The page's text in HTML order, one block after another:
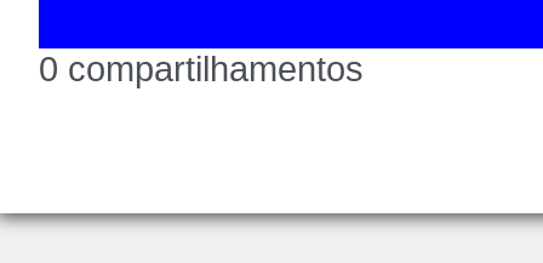
0 compartilhamentos